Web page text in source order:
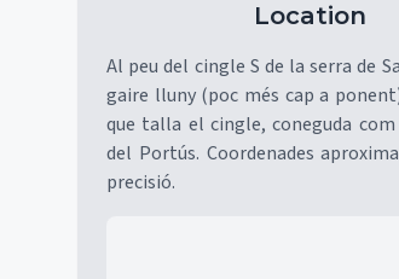
Location
Al peu del cingle S de la serra de
gaire lluny (poc més cap a
que talla el cingle, coneguda
del Portús. Coordenades
precisió.